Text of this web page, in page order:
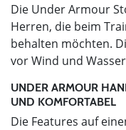
Die Under Armour
Herren, die beim
behalten möchten.
vor Wind und
UNDER ARMOUR
UND KOMFORTABEL
Die Features auf